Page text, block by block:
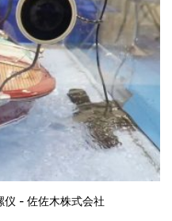
- 佐佐木株式会社